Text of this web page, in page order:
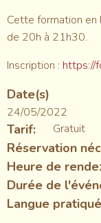
Cette formation en
de 20h à 21h30.
Inscription : https://
Date(s)
24/05/2022
Tarif Gratuit
Réservation
Heure de
Durée de
Langue